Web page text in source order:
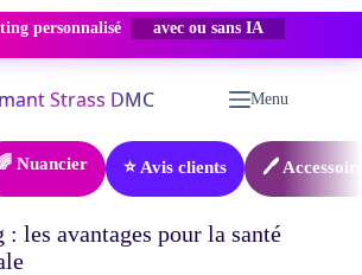
personnalisé avec ou sans IA
Menu
Nuancier ⭐ Avis clients 🖊️
les avantages pour la santé